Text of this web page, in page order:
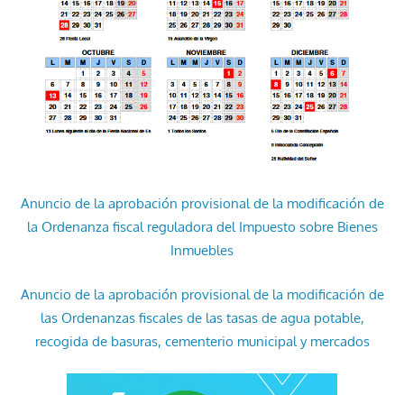
Anuncio de la aprobación provisional de la modificación de
la Ordenanza fiscal reguladora del Impuesto sobre Bienes
Inmuebles
Anuncio de la aprobación provisional de la modificación de
las Ordenanzas fiscales de las tasas de agua potable,
recogida de basuras, cementerio municipal y mercados